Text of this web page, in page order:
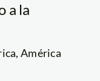
a la
América